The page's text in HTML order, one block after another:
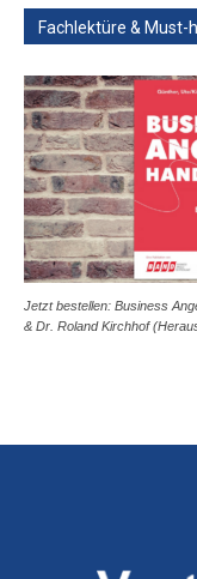
Fachlektüre & Must-
Jetzt bestellen: Business
& Dr. Roland Kirchhof